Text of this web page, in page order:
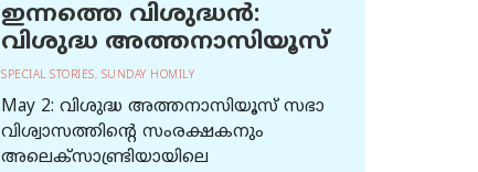
ഇന്നത്തെ വിശുദ്ധന്‍:
വിശുദ്ധ അത്തനാസിയൂസ്
SPECIAL STORIES, SUNDAY HOMILY
May 2: വിശുദ്ധ അത്തനാസിയൂസ് സഭാ
വിശ്വാസത്തിന്റെ സംരക്ഷകനും
അലെക്സാണ്ട്രിയായിലെ